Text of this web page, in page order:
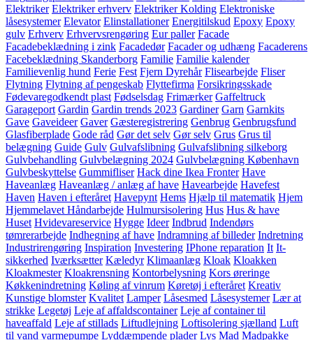
Elektriker Elektriker erhverv Elektriker Kolding Elektroniske
låsesystemer Elevator Elinstallationer Energitilskud Epoxy Epoxy
gulv Erhverv Erhvervsrengøring Eur paller Facade
Facadebeklædning i zink Facadedør Facader og udhæng Facaderens
Facebeklædning Skanderborg Familie Familie kalender
Familievenlig hund Ferie Fest Fjern Dyrehår Flisearbejde Fliser
Flytning Flytning af pengeskab Flyttefirma Forsikringsskade
Fødevaregodkendt plast Fødselsdag Frimærker Gaffeltruck
Garageport Gardin Gardin trends 2023 Gardiner Garn Garnkits
Gave Gaveideer Gaver Gæsteregistrering Genbrug Genbrugsfund
Glasfiberplade Gode råd Gør det selv Gør selv Grus Grus til
belægning Guide Gulv Gulvafslibning Gulvafslibning silkeborg
Gulvbehandling Gulvbelægning 2024 Gulvbelægning København
Gulvbeskyttelse Gummifliser Hack dine Ikea Fronter Have
Haveanlæg Haveanlæg / anlæg af have Havearbejde Havefest
Haven Haven i efteråret Havepynt Hems Hjælp til matematik Hjem
Hjemmelavet Håndarbejde Hulmursisolering Hus Hus & have
Huset Hvidevareservice Hygge Ideer Indbrud Indendørs
tømrerarbejde Indhegning af have Indramning af billeder Indretning
Industrirengøring Inspiration Investering IPhone reparation It It-
sikkerhed Iværksætter Kæledyr Klimaanlæg Kloak Kloakken
Kloakmester Kloakrensning Kontorbelysning Kors øreringe
Køkkenindretning Køling af vinrum Køretøj i efteråret Kreativ
Kunstige blomster Kvalitet Lamper Låsesmed Låsesystemer Lær at
strikke Legetøj Leje af affaldscontainer Leje af container til
haveaffald Leje af stillads Liftudlejning Loftisolering sjælland Luft
til vand varmepumpe Lyddæmpende plader Lys Mad Madpakke